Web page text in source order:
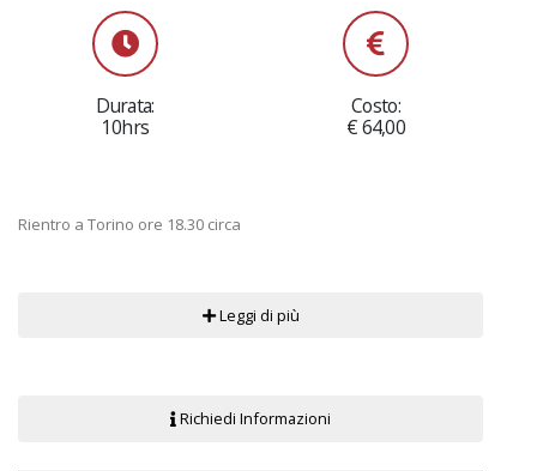
Durata:
10hrs
Costo:
€ 64,00
Rientro a Torino ore 18.30 circa
Leggi di più
Richiedi Informazioni